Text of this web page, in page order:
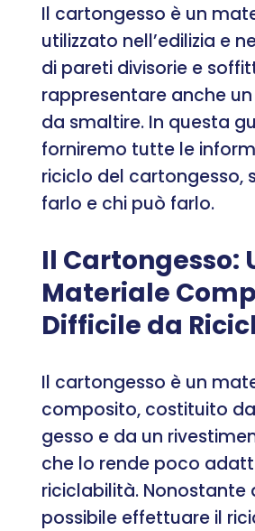
Il cartongesso è un
utilizzato nell’edilizia e
di pareti divisorie e
rappresentare anche
da smaltire. In questa
forniremo tutte le
riciclo del cartongesso,
farlo e chi può farlo.
Il Cartongesso:
Materiale
Difficile da
Il cartongesso è un
composito, costituito
gesso e da un
che lo rende poco
riciclabilità. Nonostante
possibile effettuare il